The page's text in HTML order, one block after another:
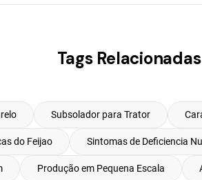
Tags Relacionadas
Subsolador para Trator
do Feijao Sintomas de Deficiencia
Produção em Pequena Escala